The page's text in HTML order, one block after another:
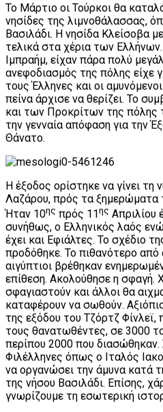
Το Μάρτιο οι Τούρκοι θα
νησίδες της λιμνοθάλασσας,
Βασιλάδι. Η νησίδα Κλείσοβα
τελικά στα χέρια των
Ιμπραήμ, είχαν πάρα πολύ
ανεφοδιασμός της πόλης είχε
τους Έλληνες και οι
πείνα άρχισε να θερίζει. Το
και των Προκρίτων της πόλης
την γενναία απόφαση για την
Θάνατο.
Η έξοδος ορίστηκε να γίνει
Λαζάρου, πρός τα ξημερώματα
Ήταν 10ης πρός 11ης Απριλίου
συνήθως, ο Ελληνικός λαός
έχει και Εφιάλτες. Το σχέδιο
προδόθηκε. Το πιθανότερο
αιγύπτιοι βρέθηκαν
επίθεση. Ακολούθησε η σφαγή.
σφαγιαστούν και άλλοι θα
καταφέρουν να σωθούν.
της εξόδου του Τζόρτζ Φίνλεϊ,
τους θανατωθέντες, σε 3000
περίπου 2000 που
Φιλέλληνες όπως ο Ιταλός
να οργανώσει την άμυνα κατά
της νήσου Βασιλάδι. Επίσης,
γνωρίζουμε τη εσωτερική